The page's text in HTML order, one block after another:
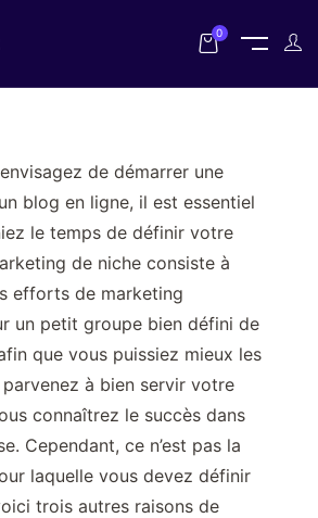
0
de démarrer une
blog en ligne, il est essentiel
le temps de définir votre
de niche consiste à
efforts de marketing
un petit groupe bien défini de
que vous puissiez mieux les
à bien servir votre
connaîtrez le succès dans
Cependant, ce n’est pas la
laquelle vous devez définir
trois autres raisons de